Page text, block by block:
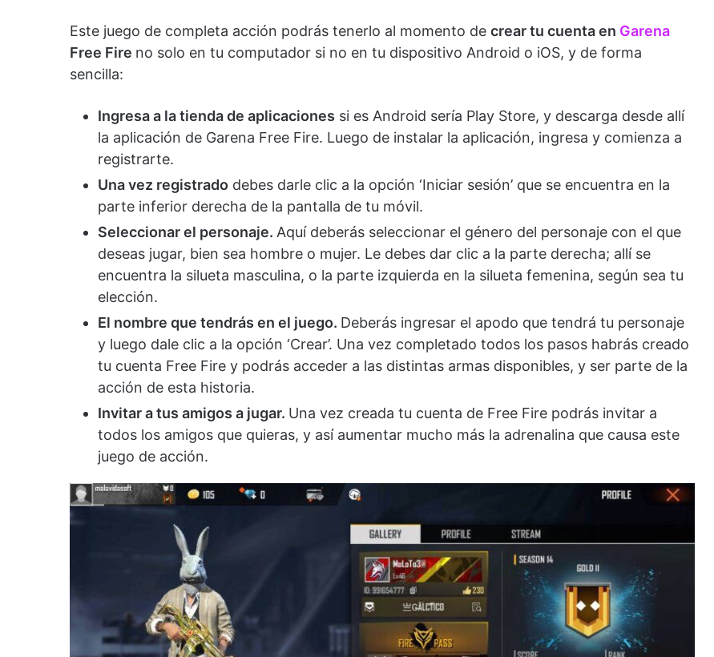
Este juego de completa acción podrás tenerlo al momento de crear tu cuenta en Garena
Free Fire no solo en tu computador si no en tu dispositivo Android o iOS, y de forma
sencilla:
Ingresa a la tienda de aplicaciones si es Android sería Play Store, y descarga desde allí
la aplicación de Garena Free Fire. Luego de instalar la aplicación, ingresa y comienza a
registrarte.
Una vez registrado debes darle clic a la opción ‘Iniciar sesión’ que se encuentra en la
parte inferior derecha de la pantalla de tu móvil.
Seleccionar el personaje. Aquí deberás seleccionar el género del personaje con el que
deseas jugar, bien sea hombre o mujer. Le debes dar clic a la parte derecha; allí se
encuentra la silueta masculina, o la parte izquierda en la silueta femenina, según sea tu
elección.
El nombre que tendrás en el juego. Deberás ingresar el apodo que tendrá tu personaje
y luego dale clic a la opción ‘Crear’. Una vez completado todos los pasos habrás creado
tu cuenta Free Fire y podrás acceder a las distintas armas disponibles, y ser parte de la
acción de esta historia.
Invitar a tus amigos a jugar. Una vez creada tu cuenta de Free Fire podrás invitar a
todos los amigos que quieras, y así aumentar mucho más la adrenalina que causa este
juego de acción.